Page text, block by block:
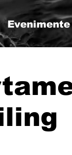
Evenimente